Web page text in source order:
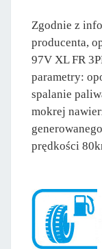
Zgodnie z
producenta,
97V XL FR
parametry:
spalanie
mokrej
prędkości